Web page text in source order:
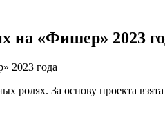
на «Фишер» 2023
2023 года
За основу проекта